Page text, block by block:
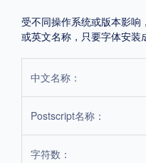
受不同操作系统或版本影
或英文名称，只要字体安装
中文名称：
Postscript名称：
字符数：